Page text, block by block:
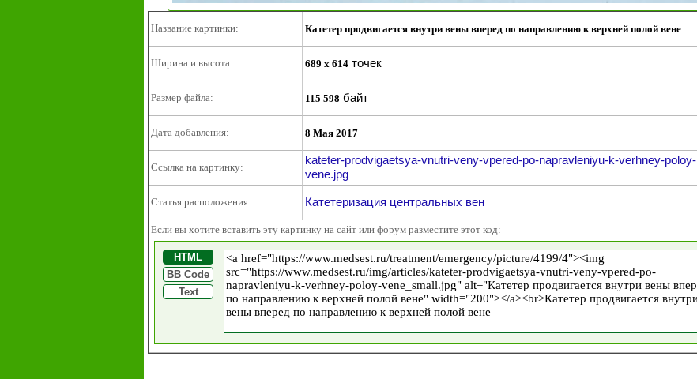
Название картинки: Катетер продвигается внутри вены вперед по направлению к верхней полой вене
Ширина и высота: 689 x 614 точек
Размер файла: 115 598 байт
Дата добавления: 8 Мая 2017
Ссылка на картинку:
kateter-prodvigaetsya-vnutri-veny-vpered-po-napravleniyu-k-verhney-poloy-
vene.jpg
Статья расположения: Катетеризация центральных вен
Если вы хотите вставить эту картинку на сайт или форум разместите этот код:
HTML
BB Code
Text